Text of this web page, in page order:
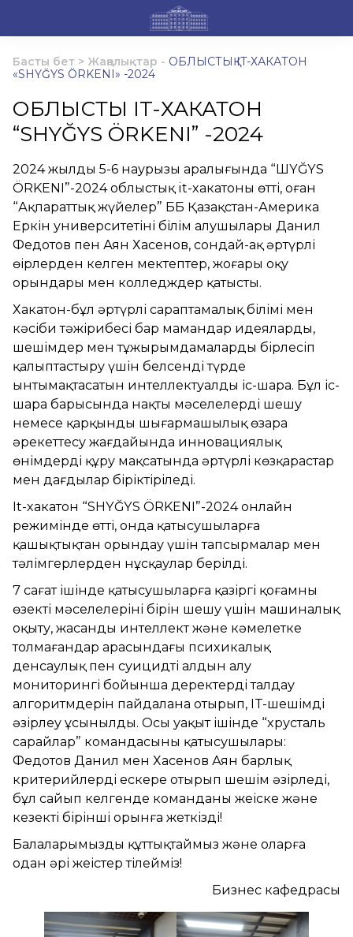
Басты бет > Жаңалықтар - ОБЛЫСТЫҚ IT-ХАКАТОН
«SHYĞYS ÖRKENI» -2024
ОБЛЫСТЫҚ IT-ХАКАТОН
“SHYĞYS ÖRKENI” -2024
2024 жылдың 5-6 наурызы аралығында “ШYĞYS
ÖRKENI”-2024 облыстық it-хакатоны өтті, оған
“Ақпараттық жүйелер” ББ Қазақстан-Америка
Еркін университетінің білім алушылары Данил
Федотов пен Аян Хасенов, сондай-ақ әртүрлі
өңірлерден келген мектептер, жоғары оқу
орындары мен колледждер қатысты.
Хакатон-бұл әртүрлі сараптамалық білімі мен
кәсіби тәжірибесі бар мамандар идеяларды,
шешімдер мен тұжырымдамаларды бірлесіп
қалыптастыру үшін белсенді түрде
ынтымақтасатын интеллектуалды іс-шара. Бұл іс-
шара барысында нақты мәселелерді шешу
немесе қарқынды шығармашылық өзара
әрекеттесу жағдайында инновациялық
өнімдерді құру мақсатында әртүрлі көзқарастар
мен дағдылар біріктіріледі.
It-хакатон “SHYĞYS ÖRKENI”-2024 онлайн
режимінде өтті, онда қатысушыларға
қашықтықтан орындау үшін тапсырмалар мен
тәлімгерлерден нұсқаулар берілді.
7 сағат ішінде қатысушыларға қазіргі қоғамның
өзекті мәселелерінің бірін шешу үшін машиналық
оқыту, жасанды интеллект және кәмелетке
толмағандар арасындағы психикалық
денсаулық пен суицидтің алдын алу
мониторингі бойынша деректерді талдау
алгоритмдерін пайдалана отырып, IT-шешімді
әзірлеу ұсынылды. Осы уақыт ішінде “хрусталь
сарайлар” командасының қатысушылары:
Федотов Данил мен Хасенов Аян барлық
критерийлерді ескере отырып шешім әзірледі,
бұл сайып келгенде команданы жеңіске және
кезекті бірінші орынға жеткізді!
Балаларымызды құттықтаймыз және оларға
одан әрі жеңістер тілейміз!
Бизнес кафедрасы